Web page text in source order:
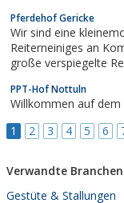
Pferdehof Gericke
Wir sind eine
Reiterneiniges an
große verspiegelte
anspruchsvollen
PPT-Hof Nottuln
Willkommen auf
1
2 3 4 5 6
Verwandte Branchen
Gestüte & Stallungen